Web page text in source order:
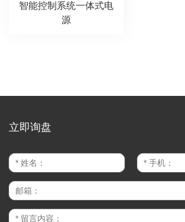
智能控制系统一体式电
源
立即询盘